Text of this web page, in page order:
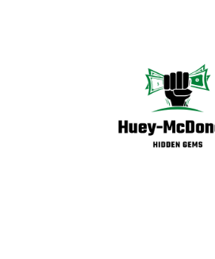
Huey-McDonald
Restoran Terbaik